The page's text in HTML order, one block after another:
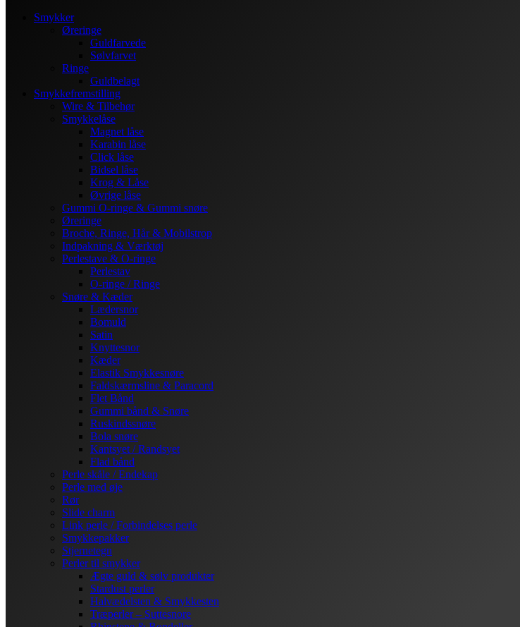
Smykker
Øreringe
Guldfarvede
Sølvfarvet
Ringe
Guldbelagt
Smykkefremstilling
Wire & Tilbehør
Smykkelåse
Magnet låse
Karabin låse
Click låse
Bidsel låse
Krog & Låse
Øvrige låse
Gummi O-ringe & Gummi snøre
Øreringe
Broche, Ringe, Hår & Mobilstrop
Indpakning & Værktøj
Perlestave & O-ringe
Perlestav
O-ringe / Ringe
Snøre & Kæder
Lædersnor
Bomuld
Satin
Knyttesnor
Kæder
Elastik Smykkesnøre
Faldskærmsline & Paracord
Flet Bånd
Gummi bånd & Snøre
Ruskindssnøre
Bola snøre
Kantsyet / Randsyet
Flad bånd
Perle skåle / Endekap
Perle med øje
Rør
Slide charm
Link perle / Forbindelses perle
Smykkepakker
Stjernetegn
Perler til smykker
Ægte guld & sølv produkter
Stardust perler
Halvædelsten & Smykkesten
Træperler – Suttesnore